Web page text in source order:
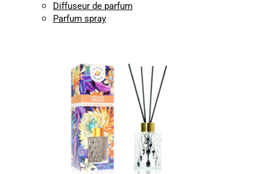
Diffuseur de parfum
Parfum spray